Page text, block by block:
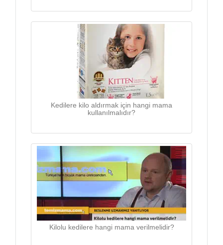
Kedilere kilo aldırmak için hangi mama
kullanılmalıdır?
Kilolu kedilere hangi mama verilmelidir?